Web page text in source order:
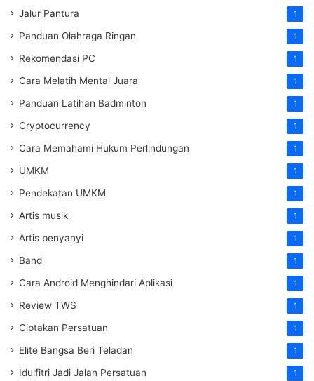
Jalur Pantura 1
Panduan Olahraga Ringan 1
Rekomendasi PC 1
Cara Melatih Mental Juara 1
Panduan Latihan Badminton 1
Cryptocurrency 1
Cara Memahami Hukum Perlindungan 1
UMKM 1
Pendekatan UMKM 1
Artis musik 1
Artis penyanyi 1
Band 1
Cara Android Menghindari Aplikasi 1
Review TWS 1
Ciptakan Persatuan 1
Elite Bangsa Beri Teladan 1
Idulfitri Jadi Jalan Persatuan 1